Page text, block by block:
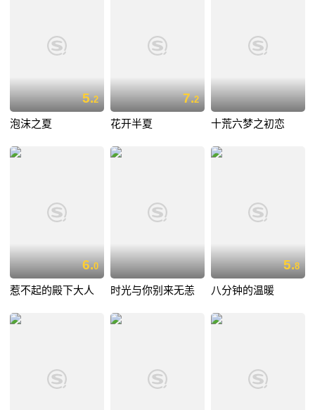
5.2
泡沫之夏
7.2
花开半夏 十荒六梦之初恋
6.0
惹不起的殿下大人 时光与你别来无恙
5.8
八分钟的温暖